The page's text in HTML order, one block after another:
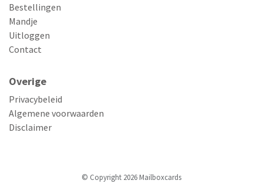
Bestellingen
Mandje
Uitloggen
Contact
Overige
Privacybeleid
Algemene voorwaarden
Disclaimer
© Copyright 2026 Mailboxcards